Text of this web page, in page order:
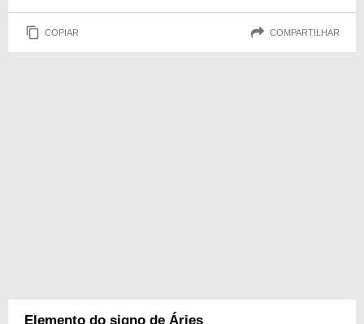
COPIAR COMPARTILHAR
Elemento do signo de Áries